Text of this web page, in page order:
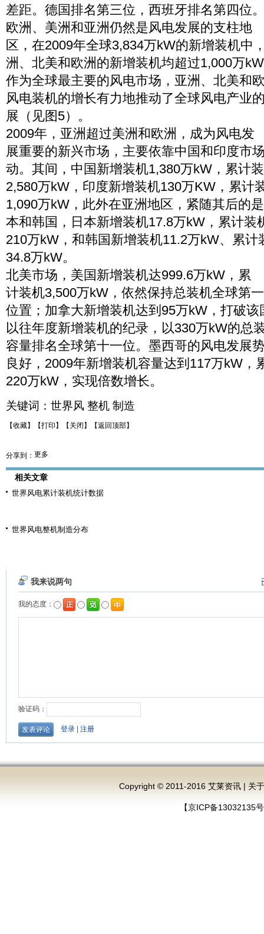
差距。德国排名第三位，西班牙排名第四位
欧洲、美洲和亚洲仍然是风电发展的支柱地
区，在2009年全球3,834万kW的新增装机中
洲、北美和欧洲的新增装机均超过1,000万
作为全球最主要的风电市场，亚洲、北美和
风电装机的增长有力地推动了全球风电产业
展（见图5）。
2009年，亚洲超过美洲和欧洲，成为风电发
展重要的新兴市场，主要依靠中国和印度市
动。其间，中国新增装机1,380万kW，累计
2,580万kW，印度新增装机130万KW，累计
1,090万kW，此外在亚洲地区，紧随其后的
本和韩国，日本新增装机17.8万kW，累计装
210万kW，和韩国新增装机11.2万kW、累计
34.8万kW。
北美市场，美国新增装机达999.6万kW，累
计装机3,500万kW，依然保持总装机全球第
位置；加拿大新增装机达到95万kW，打破该
以往年度新增装机的纪录，以330万kW的总
容量排名全球第十一位。墨西哥的风电发展
良好，2009年新增装机容量达到117万kW，
220万kW，实现倍数增长。
关键词： 世界风 整机 制造
【收藏】 【打印】 【关闭】 【返回顶部】
分享到： 更多
相关文章
世界风电累计装机统计数据
世界风电整机制造分布
Copyright © 2011-2016 艾莱资讯 | 关
【京ICP备13032135